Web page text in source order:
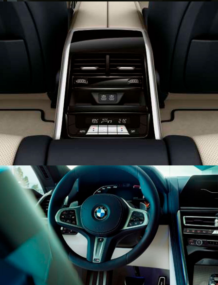
АВТОМАТИЧЕСКАЯ 4-ЗОННАЯ СИСТЕМА
КОНДИЦИОНИРОВАНИЯ
УМНЫЙ ПОМОЩНИК BMW INTELLIGENT
PERSONAL ASSISTANT